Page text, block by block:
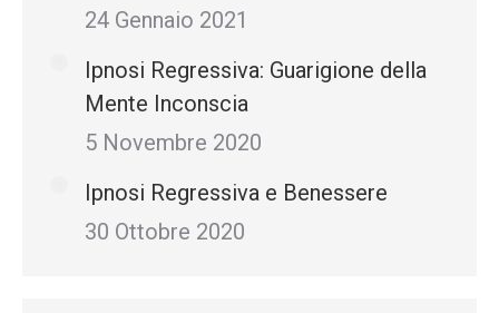
24 Gennaio 2021
Ipnosi Regressiva: Guarigione della
Mente Inconscia
5 Novembre 2020
Ipnosi Regressiva e Benessere
30 Ottobre 2020